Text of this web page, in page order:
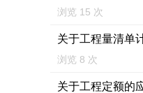
浏览 15 次
关于工程量清单
浏览 8 次
关于工程定额的